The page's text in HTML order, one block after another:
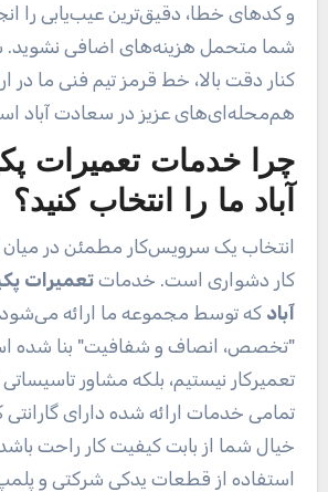
و کدهای خطا، دقیق‌ترین عیب‌یابی را
شما متحمل هزینه‌های اضافی
کنار دقت بالا، خط قرمز تیم فنی ما در
هم‌محله‌ای‌های عزیز در سعادت آباد
چرا خدمات تعمیرات
آباد ما را انتخاب کنید؟
انتخاب یک سرویس‌کار مطمئن در میان
کار دشواری است. خدمات تعمیرات
آباد که توسط مجموعه ما ارائه
"تخصص، انصاف و شفافیت" بنا شده
تعمیرکار نیستیم، بلکه مشاور
تمامی خدمات ارائه شده دارای گارانتی
خیال شما از بابت کیفیت کار راحت
استفاده از قطعات یدکی شرکتی و